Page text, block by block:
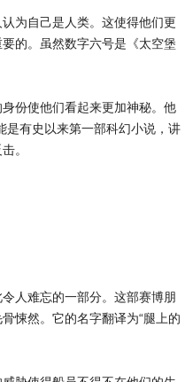
为自己是人类。这使得他们更
的。虽然数字六号是《太空堡
份使他们看起来更加神秘。他
是有史以来第一部科幻小说，讲
。
人难忘的一部分。这部赛博朋
悚然。它的名字翻译为“腿上的